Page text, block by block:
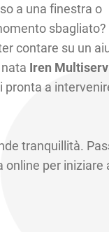
a una finestra o
sbagliato?
contare su un
Iren
pronta a
tranquillità.
per iniziare